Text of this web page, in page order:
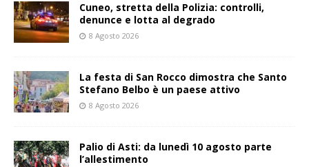
Cuneo, stretta della Polizia: controlli,
denunce e lotta al degrado
8 Agosto 2026
La festa di San Rocco dimostra che Santo
Stefano Belbo è un paese attivo
8 Agosto 2026
Palio di Asti: da lunedì 10 agosto parte
l’allestimento